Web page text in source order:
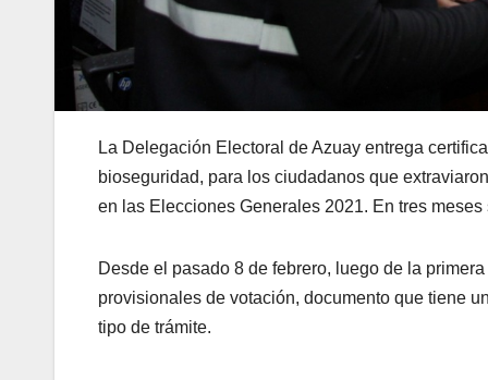
La Delegación Electoral de Azuay entrega
bioseguridad, para los ciudadanos que
en las Elecciones Generales 2021. En tres
Desde el pasado 8 de febrero, luego de la
provisionales de votación, documento que tiene
tipo de trámite.